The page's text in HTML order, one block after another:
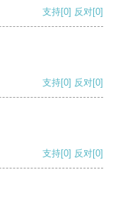
支持[0] 反对[0]
支持[0] 反对[0]
支持[0] 反对[0]